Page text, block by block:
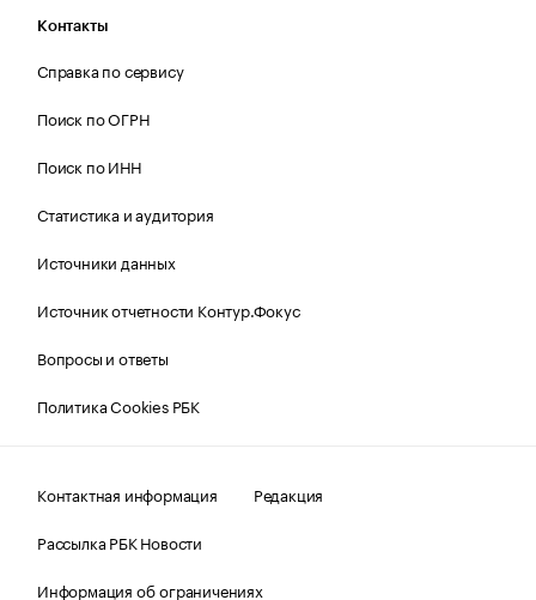
Контакты
Справка по сервису
Поиск по ОГРН
Поиск по ИНН
Статистика и аудитория
Источники данных
Источник отчетности Контур.Фокус
Вопросы и ответы
Политика Cookies РБК
Контактная информация
Редакция
Рассылка РБК Новости
Информация об ограничениях